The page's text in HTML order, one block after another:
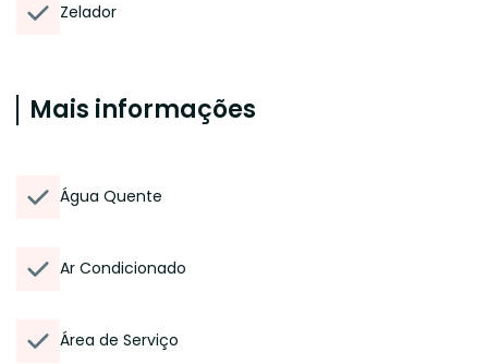
Zelador
Mais informações
Água Quente
Ar Condicionado
Área de Serviço